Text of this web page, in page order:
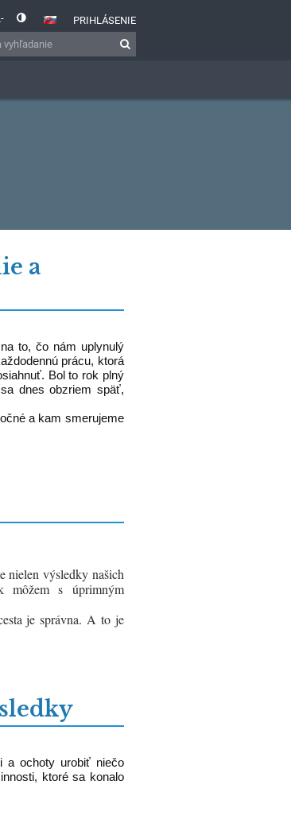
- PRIHLÁSENIE
a
to, čo nám uplynulý
prácu, ktorá
Bol to rok plný
dnes obzriem späť,
a kam smerujeme
nielen výsledky našich
môžem s úprimným
je správna. A to je
a ochoty urobiť niečo
ktoré sa konalo